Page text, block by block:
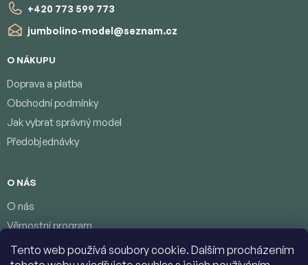
Tento web používá soubory cookie. Dalším procházením
+420 773 599 773
jumbolino-model@seznam.cz
O NÁKUPU
Doprava a platba
Obchodní podmínky
Jak vybrat správný model
Předobjednávky
O NÁS
O nás
Věrnostní program
Podmínky ochrany osobních údajů